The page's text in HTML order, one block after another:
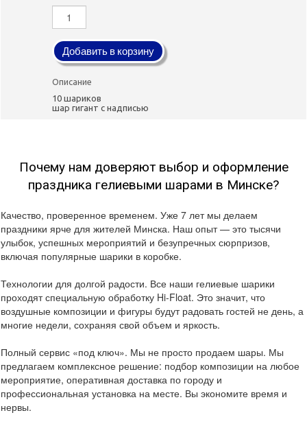
Добавить в корзину
Описание
10 шариков
шар гигант с надписью
Почему нам доверяют выбор и оформление
праздника гелиевыми шарами в Минске?
Качество, проверенное временем. Уже 7 лет мы делаем
праздники ярче для жителей Минска. Наш опыт — это тысячи
улыбок, успешных мероприятий и безупречных сюрпризов,
включая популярные шарики в коробке.
Технологии для долгой радости. Все наши гелиевые шарики
проходят специальную обработку Hi-Float. Это значит, что
воздушные композиции и фигуры будут радовать гостей не день, а
многие недели, сохраняя свой объем и яркость.
Полный сервис «под ключ». Мы не просто продаем шары. Мы
предлагаем комплексное решение: подбор композиции на любое
мероприятие, оперативная доставка по городу и
профессиональная установка на месте. Вы экономите время и
нервы.